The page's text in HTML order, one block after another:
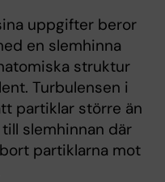
uppgifter beror
en slemhinna
struktur
Turbulensen i
partiklar större än
slemhinnan där
partiklarna mot